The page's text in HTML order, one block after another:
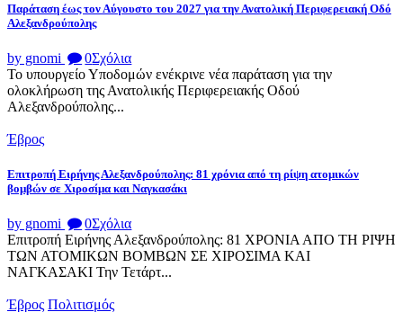
Παράταση έως τον Αύγουστο του 2027 για την Ανατολική Περιφερειακή Οδό
Αλεξανδρούπολης
by gnomi 0Σχόλια
Το υπουργείο Υποδομών ενέκρινε νέα παράταση για την
ολοκλήρωση της Ανατολικής Περιφερειακής Οδού
Αλεξανδρούπολης...
Έβρος
Επιτροπή Ειρήνης Αλεξανδρούπολης: 81 χρόνια από τη ρίψη ατομικών
βομβών σε Χιροσίμα και Ναγκασάκι
by gnomi 0Σχόλια
Επιτροπή Ειρήνης Αλεξανδρούπολης: 81 ΧΡΟΝΙΑ ΑΠΟ ΤΗ ΡΙΨΗ
ΤΩΝ ΑΤΟΜΙΚΩΝ ΒΟΜΒΩΝ ΣΕ ΧΙΡΟΣΙΜΑ ΚΑΙ
ΝΑΓΚΑΣΑΚΙ Την Τετάρτ...
Έβρος Πολιτισμός